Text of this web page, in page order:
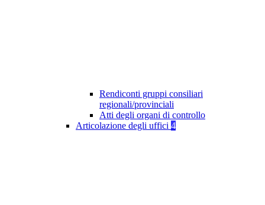
Rendiconti gruppi consiliari
regionali/provinciali
Atti degli organi di controllo
Articolazione degli uffici 4